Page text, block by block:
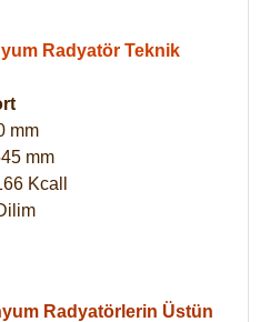
Radyatör Teknik
mm
mm
Kcall
Radyatörlerin Üstün